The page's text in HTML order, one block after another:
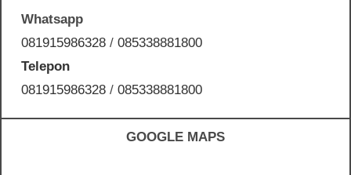
Whatsapp
081915986328 / 085338881800
Telepon
081915986328 / 085338881800
GOOGLE MAPS